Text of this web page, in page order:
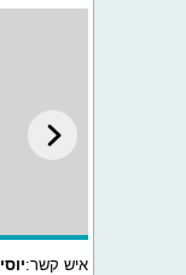
איש קשר:יוסי